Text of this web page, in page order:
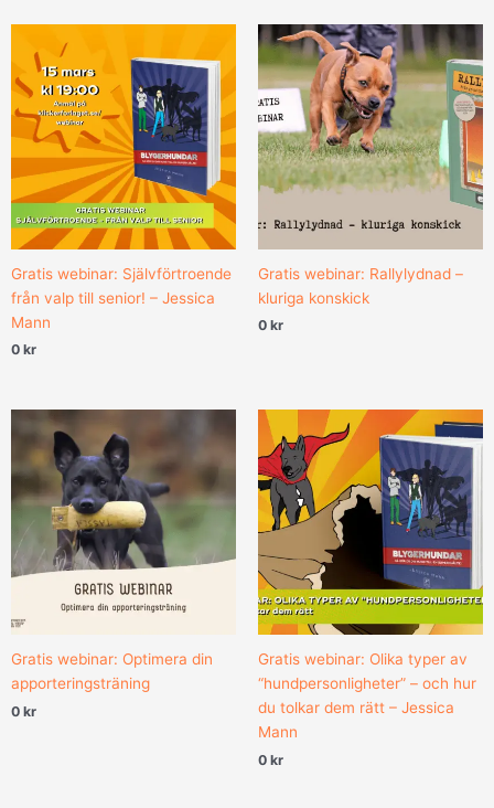
Gratis webinar: Självförtroende
från valp till senior! – Jessica
Mann
0 kr
Gratis webinar: Rallylydnad –
kluriga konskick
0 kr
Gratis webinar: Optimera din
apporteringsträning
0 kr
Gratis webinar: Olika typer av
“hundpersonligheter” – och hur
du tolkar dem rätt – Jessica
Mann
0 kr